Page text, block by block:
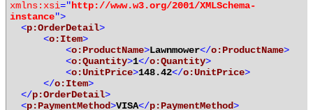
xmlns:xsi="http://www.w3.org/2001/XMLSchema-
instance">
<p:OrderDetail>
<o:Item>
<o:ProductName>Lawnmower</o:ProductName>
<o:Quantity>1</o:Quantity>
<o:UnitPrice>148.42</o:UnitPrice>
</o:Item>
</p:OrderDetail>
<p:PaymentMethod>VISA</p:PaymentMethod>